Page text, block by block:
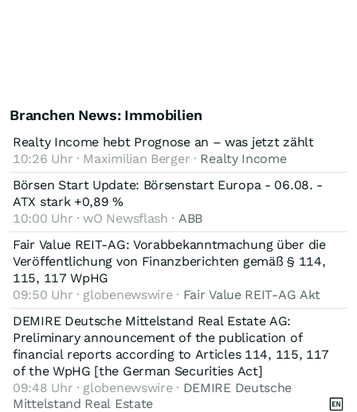
Branchen News: Immobilien
Realty Income hebt Prognose an – was jetzt zählt
10:26 Uhr · Maximilian Berger · Realty Income
Börsen Start Update: Börsenstart Europa - 06.08. -
ATX stark +0,89 %
10:00 Uhr · wO Newsflash · ABB
Fair Value REIT-AG: Vorabbekanntmachung über die
Veröffentlichung von Finanzberichten gemäß § 114,
115, 117 WpHG
09:50 Uhr · globenewswire · Fair Value REIT-AG Akt
DEMIRE Deutsche Mittelstand Real Estate AG:
Preliminary announcement of the publication of
financial reports according to Articles 114, 115, 117
of the WpHG [the German Securities Act]
09:48 Uhr · globenewswire · DEMIRE Deutsche
Mittelstand Real Estate